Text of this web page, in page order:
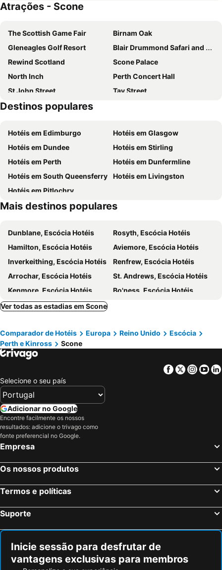
Murrayshall Country Estate
Woodlea
The Parklands Hotel
Ballathie House Hotel
Bankfoot Inn
Bein Inn hotel
The Boars Head, Fife Restaurant and Rooms
The Angus Hotel & Spa by Compass Hospitality
Atrações - Scone
The Scottish Game Fair
Birnam Oak
Gleneagles Golf Resort
Blair Drummond Safari and Adventure Park
Rewind Scotland
Scone Palace
North Inch
Perth Concert Hall
St John Street
Tay Street
Huntingtower Castle
Castle Green Play Area
Cramond
Dalmeny
Kellie Castle
Loch of the Lowes Wildlife Reserve
Destinos populares
Hotéis em Edimburgo
Hotéis em Glasgow
Hotéis em Dundee
Hotéis em Stirling
Hotéis em Perth
Hotéis em Dunfermline
Hotéis em South Queensferry
Hotéis em Livingston
Hotéis em Pitlochry
Mais destinos populares
Dunblane, Escócia Hotéis
Rosyth, Escócia Hotéis
Hamilton, Escócia Hotéis
Aviemore, Escócia Hotéis
Inverkeithing, Escócia Hotéis
Renfrew, Escócia Hotéis
Arrochar, Escócia Hotéis
St. Andrews, Escócia Hotéis
Kenmore, Escócia Hotéis
Bo'ness, Escócia Hotéis
Dalkeith, Escócia Hotéis
Musselburgh, Escócia Hotéis
Glenrothes, Escócia Hotéis
Cumbernauld, Escócia Hotéis North Queensferry, Escócia Hotéis
Callander, Escócia Hotéis
Edimburgo, Escócia Hotéis
Glasgow, Escócia Hotéis
Fort William, Escócia Hotéis
Stirling, Escócia Hotéis
Perth, Escócia Hotéis
Kinlochleven, Escócia Hotéis
Manchester, Inglaterra Hotéis
Hounslow, Inglaterra Hotéis
Birmingham, Inglaterra Hotéis
Ver todas as estadias em Scone
Comparador de Hotéis Europa Reino Unido
Escócia
Perth e Kinross
Scone
Facebook
Twitter
Selecione o seu país
Adicionar no Google
Encontre facilmente os nossos
resultados: adicione o trivago como
fonte preferencial no Google.
Empresa
Os nossos produtos
Termos e políticas
Suporte
Inicie sessão para desfrutar de
vantagens exclusivas para membros